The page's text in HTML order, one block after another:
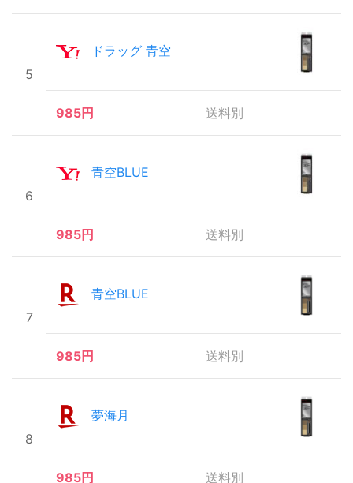
5
ドラッグ 青空
985円 送料別
6
青空BLUE
985円 送料別
7
青空BLUE
985円 送料別
8
夢海月
985円 送料別